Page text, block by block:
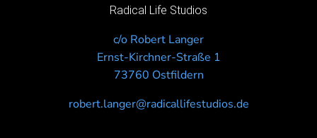
Radical Life Studios
c/o Robert Langer
Ernst-Kirchner-Straße 1
73760 Ostfildern
robert.langer@radicallifestudios.de